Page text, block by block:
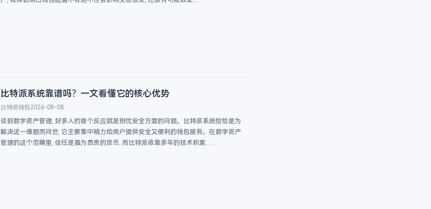
比特派系统靠谱吗？一文看懂它的核心优势
比特派钱包2026-08-08
谈到数字资产管理, 好多人的首个反应就是担忧安全方面的问题。比特派系统恰恰是为
解决这一难题而问世, 它主要集中精力给用户提供安全又便利的钱包服务。在数字资产
管理的这个范畴里, 信任是最为昂贵的货币, 而比特派依靠多年的技术积累, …